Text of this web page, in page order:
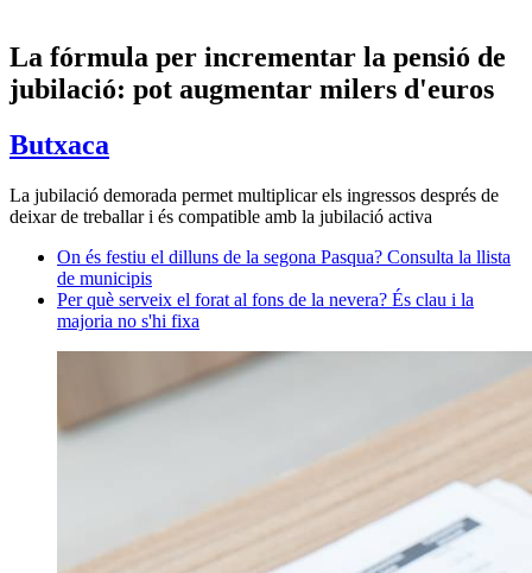
La fórmula per incrementar la pensió de
jubilació: pot augmentar milers d'euros
Butxaca
La jubilació demorada permet multiplicar els ingressos després de
deixar de treballar i és compatible amb la jubilació activa
On és festiu el dilluns de la segona Pasqua? Consulta la llista
de municipis
Per què serveix el forat al fons de la nevera? És clau i la
majoria no s'hi fixa